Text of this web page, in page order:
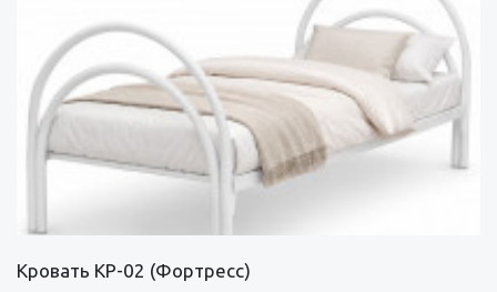
Кровать КР-02 (Фортресс)